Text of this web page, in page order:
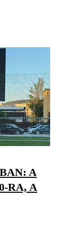
A
RA, A